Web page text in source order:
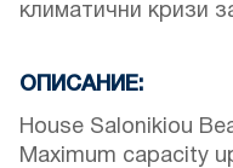
климатични кризи
ОПИСАНИЕ:
House Salonikiou
Maximum capacity